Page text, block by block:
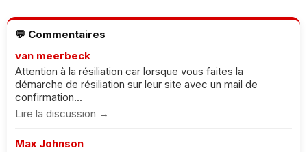
💬 Commentaires
van meerbeck
Attention à la résiliation car lorsque vous faites la
démarche de résiliation sur leur site avec un mail de
confirmation...
Lire la discussion →
Max Johnson